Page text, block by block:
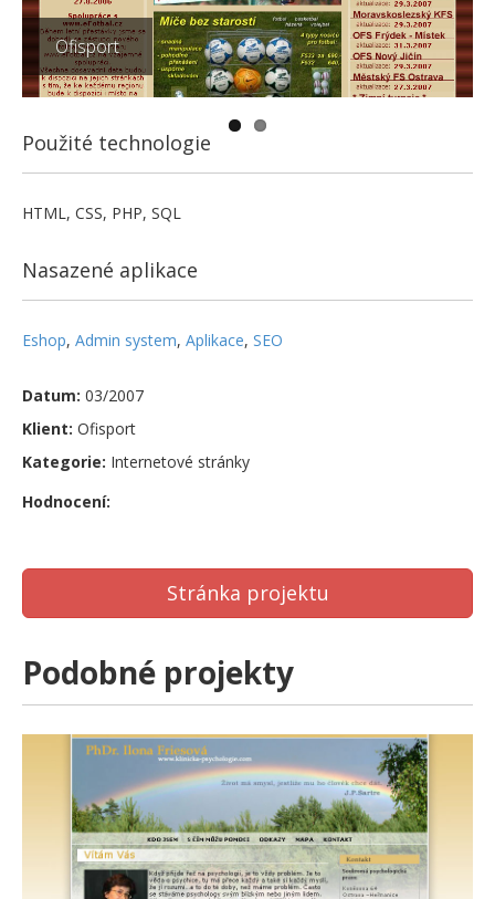
Ofisport
Použité technologie
HTML, CSS, PHP, SQL
Nasazené aplikace
Eshop, Admin system, Aplikace, SEO
Datum: 03/2007
Klient: Ofisport
Kategorie: Internetové stránky
Hodnocení:
Stránka projektu
Podobné projekty